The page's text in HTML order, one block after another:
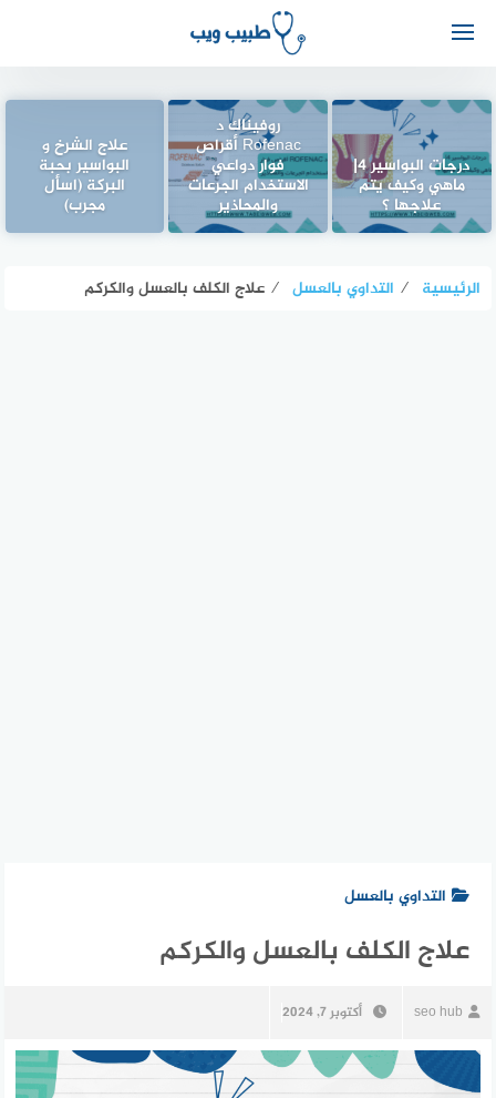
درجات البواسير 4|
ماهي وكيف يتم
علاجها ؟
روفيناك د
Rofenac أقراص
فوار دواعي
الاستخدام الجرعات
والمحاذير
علاج الشرخ و
البواسير بحبة
البركة (اسأل
مجرب)
الرئيسية ⁄ التداوي بالعسل ⁄ علاج الكلف بالعسل والكركم
التداوي بالعسل
علاج الكلف بالعسل والكركم
seo hub أكتوبر 7, 2024